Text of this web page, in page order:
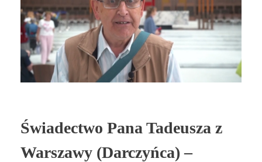
Świadectwo Pana Tadeusza z
Warszawy (Darczyńca) –